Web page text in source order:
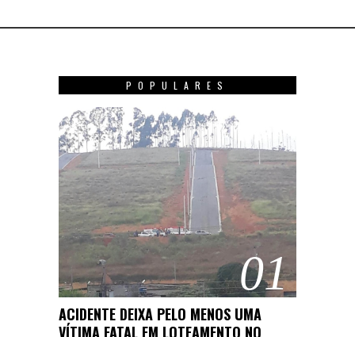
POPULARES
01
ACIDENTE DEIXA PELO MENOS UMA
VÍTIMA FATAL EM LOTEAMENTO NO